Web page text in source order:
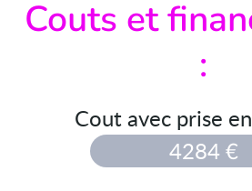
Couts et
:
Cout avec prise
4284 €